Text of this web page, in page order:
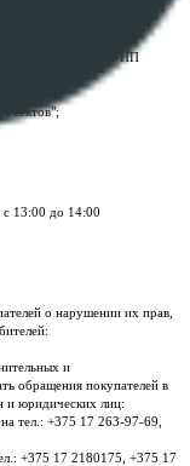
"БелЮрОбеспечение"
, УНП
с 13:00 до 14:00
о нарушении их прав,
и
обращения покупателей в
и юридических лиц:
тел.: +375 17 263-97-69,
+375 17 2180175, +375 17